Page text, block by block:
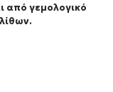
γεμολογικό